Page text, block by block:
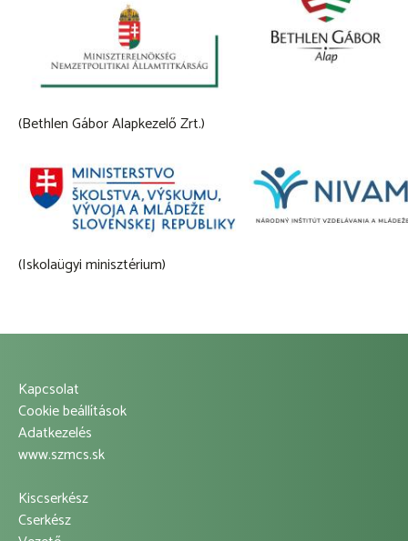
(Bethlen Gábor Alapkezelő Zrt.)
(Iskolaügyi minisztérium)
Footer
Left
Kapcsolat
Cookie beállítások
Adatkezelés
www.szmcs.sk
Footer
Kiscserkész
Cserkész